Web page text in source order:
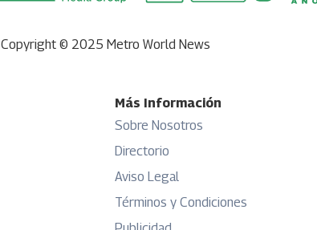
Copyright © 2025 Metro World News
Más Información
Sobre Nosotros
Directorio
Aviso Legal
Términos y Condiciones